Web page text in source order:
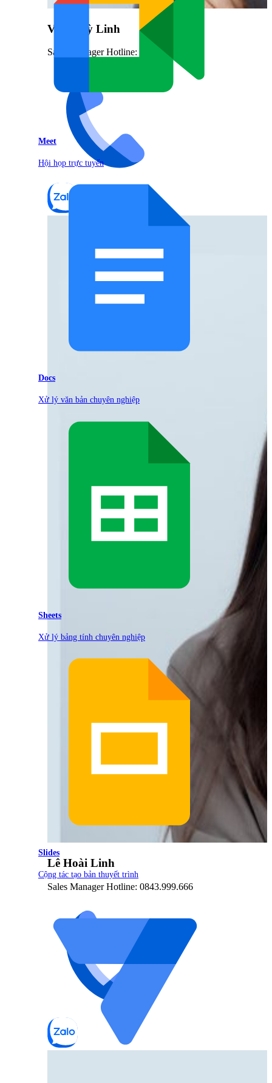
Vũ Thuỳ Linh
Sales Manager Hotline: 0842.999.666
Lê Hoài Linh
Sales Manager Hotline: 0843.999.666
Meet
Hội họp trực tuyến
Docs
Xử lý văn bản chuyên nghiệp
Sheets
Xử lý bảng tính chuyên nghiệp
Slides
Cộng tác tạo bản thuyết trình